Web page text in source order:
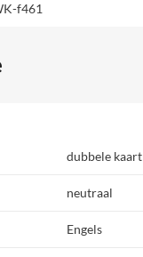
f461
dubbele kaart
neutraal
Engels